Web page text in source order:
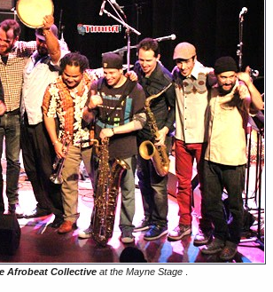
Afrobeat Collectiveat the Mayne Stage.